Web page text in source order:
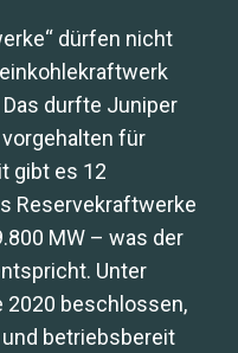
dürfen nicht
durfte Juniper
für
gibt es 12
Reservekraftwerke
MW – was der
Unter
2020 beschlossen,
betriebsbereit